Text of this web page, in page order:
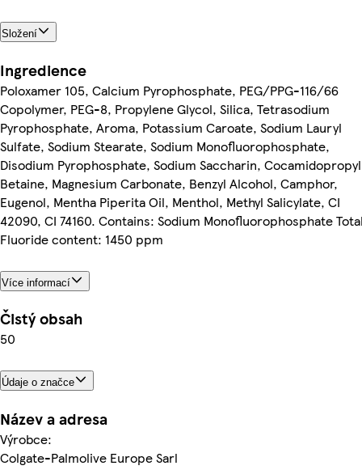
Složení
Ingredience
Poloxamer 105, Calcium Pyrophosphate, PEG/PPG-116/66
Copolymer, PEG-8, Propylene Glycol, Silica, Tetrasodium
Pyrophosphate, Aroma, Potassium Caroate, Sodium Lauryl
Sulfate, Sodium Stearate, Sodium Monofluorophosphate,
Disodium Pyrophosphate, Sodium Saccharin, Cocamidopropyl
Betaine, Magnesium Carbonate, Benzyl Alcohol, Camphor,
Eugenol, Mentha Piperita Oil, Menthol, Methyl Salicylate, CI
42090, CI 74160. Contains: Sodium Monofluorophosphate
Fluoride content: 1450 ppm
Více informací
Čistý obsah
50
Údaje o značce
Název a adresa
Výrobce:
Colgate-Palmolive Europe Sarl